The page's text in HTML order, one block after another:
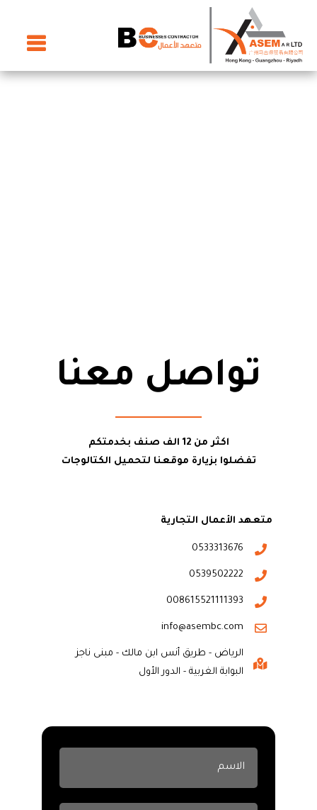
تواصل معنا
اكثر من 12 الف صنف بخدمتكم
تفضلوا بزيارة موقعنا لتحميل الكتالوجات
متعهد الأعمال التجارية
0533313676
0539502222
008615521111393
info@asembc.com
الرياض - طريق أنس ابن مالك - مبنى ناجز
البوابة الغربية - الدور الأول